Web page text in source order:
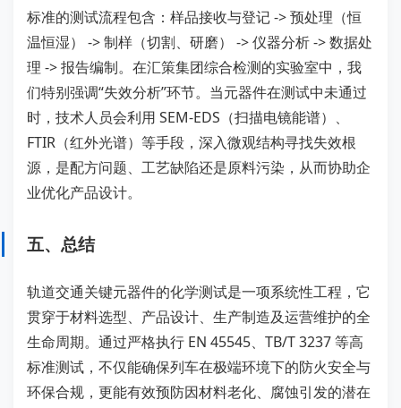
标准的测试流程包含：样品接收与登记 -> 预处理（恒
温恒湿） -> 制样（切割、研磨） -> 仪器分析 -> 数据处
理 -> 报告编制。在汇策集团综合检测的实验室中，我
们特别强调“失效分析”环节。当元器件在测试中未通过
时，技术人员会利用 SEM-EDS（扫描电镜能谱）、
FTIR（红外光谱）等手段，深入微观结构寻找失效根
源，是配方问题、工艺缺陷还是原料污染，从而协助企
业优化产品设计。
五、总结
轨道交通关键元器件的化学测试是一项系统性工程，它
贯穿于材料选型、产品设计、生产制造及运营维护的全
生命周期。通过严格执行 EN 45545、TB/T 3237 等高
标准测试，不仅能确保列车在极端环境下的防火安全与
环保合规，更能有效预防因材料老化、腐蚀引发的潜在